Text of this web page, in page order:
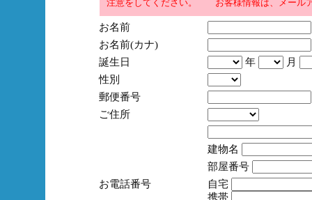
注意をしてください。 お客様情報は、メール
お名前
お名前(カナ)
誕生日
年
月
性別
郵便番号
ご住所
建物名
部屋番号
お電話番号
自宅
携帯